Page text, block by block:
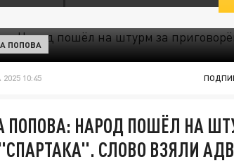
ПОПОВА
10:45
ПОПОВА: НАРОД ПОШЁЛ НА
СЛОВО ВЗЯЛИ